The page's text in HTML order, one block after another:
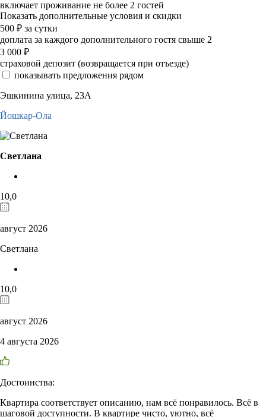
включает проживание не более 2 гостей
Показать дополнительные условия и скидки
500 ₽ за сутки
доплата за каждого дополнительного гостя свыше 2
3 000 ₽
страховой депозит (возвращается при отъезде)
показывать предложения рядом
Эшкинина улица, 23А
Йошкар-Ола
Светлана
10,0
август 2026
Светлана
10,0
август 2026
4 августа 2026
Достоинства:
Квартира соответствует описанию, нам всё понравилось. Всё в
шаговой доступности. В квартире чисто, уютно, всё